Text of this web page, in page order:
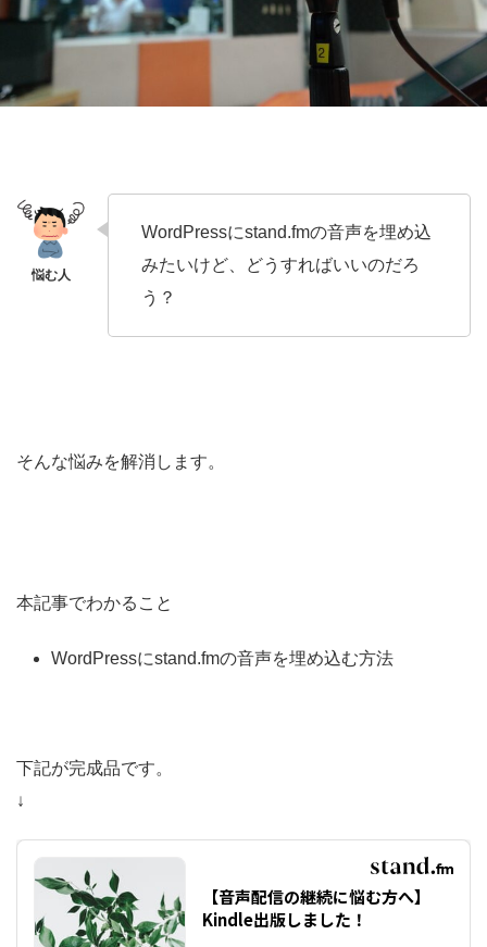
WordPressにstand.fmの音声を埋め込
みたいけど、どうすればいいのだろ
う？
そんな悩みを解消します。
本記事でわかること
WordPressにstand.fmの音声を埋め込む方法
下記が完成品です。
↓